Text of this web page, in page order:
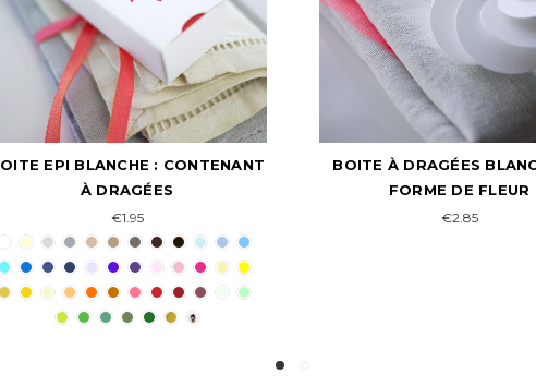
BOITE À DRAGÉES BLANCHE EN
FORME DE FLEUR
€2.85
BOITE À DRAGÉES
€1.25